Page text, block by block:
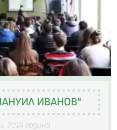
ИВАНОВ"
2014 година